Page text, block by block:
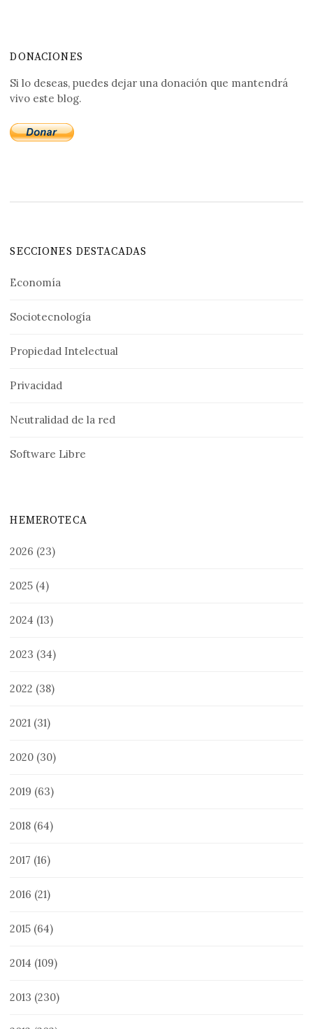
DONACIONES
Si lo deseas, puedes dejar una donación que mantendrá
vivo este blog.
SECCIONES DESTACADAS
Economía
Sociotecnología
Propiedad Intelectual
Privacidad
Neutralidad de la red
Software Libre
HEMEROTECA
2026 (23)
2025 (4)
2024 (13)
2023 (34)
2022 (38)
2021 (31)
2020 (30)
2019 (63)
2018 (64)
2017 (16)
2016 (21)
2015 (64)
2014 (109)
2013 (230)